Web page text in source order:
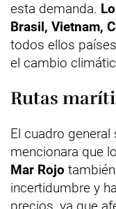
esta demanda.
Brasil, Vietnam,
todos ellos
el cambio
Rutas
El cuadro
mencionara que
Mar Rojo
incertidumbre y